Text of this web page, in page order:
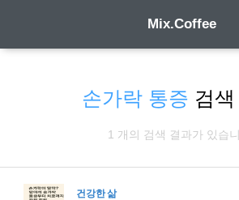
Mix.Coffee
손가락 통증 검
1 개의 검색 결과가 있습
건강한 삶